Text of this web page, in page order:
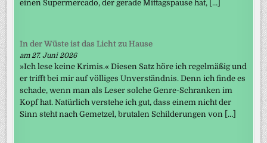
einen Supermercado, der gerade Mittagspause hat, […]
In der Wüste ist das Licht zu Hause
am 27. Juni 2026
»Ich lese keine Krimis.« Diesen Satz höre ich regelmäßig und
er trifft bei mir auf völliges Unverständnis. Denn ich finde es
schade, wenn man als Leser solche Genre-Schranken im
Kopf hat. Natürlich verstehe ich gut, dass einem nicht der
Sinn steht nach Gemetzel, brutalen Schilderungen von […]